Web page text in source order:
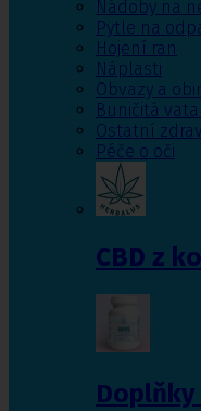
Nádoby na
Pytle na
Hojení ran
Náplasti
Obvazy a
Buničitá
Ostatní
Péče o oči
CBD z